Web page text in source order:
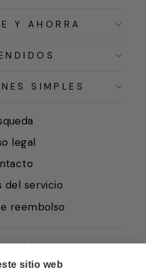
sitio web
Y AHORRA
SIMPLES
legal
del servicio
reembolso
de Venta
somos